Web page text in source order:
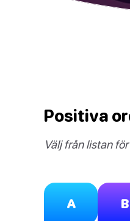
Positiva
Välj från listan
A B